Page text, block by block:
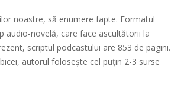
noastre, să enumere fapte. Formatul
audio-novelă, care face ascultătorii la
scriptul podcastului are 853 de pagini.
autorul folosește cel puțin 2-3 surse